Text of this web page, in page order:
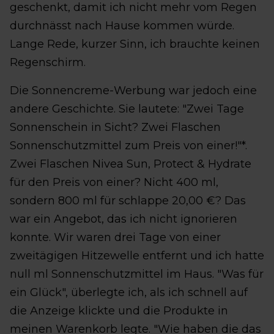
geschenkt, damit ich nicht mehr vom Regen
durchnässt nach Hause kommen würde.
Lange Rede, kurzer Sinn, ich brauchte keinen
Regenschirm.
Die Sonnencreme-Werbung war jedoch eine
andere Geschichte. Sie lautete: "Zwei Tage
Sonnenschein in Sicht? Zwei Flaschen
Sonnenschutzmittel zum Preis von einer!"*.
Zwei Flaschen Nivea Sun, Protect & Hydrate
für den Preis von einer? Nicht 400 ml,
sondern 800 ml für schlappe 20,00 €? Das
war ein Angebot, das ich nicht ignorieren
konnte. Wir waren drei Tage von einer
zweitägigen Hitzewelle entfernt und ich hatte
null ml Sonnenschutzmittel im Haus. "Was für
ein Glück", überlegte ich, als ich schnell auf
die Anzeige klickte und die Produkte in
meinen Warenkorb legte. "Wie haben die das